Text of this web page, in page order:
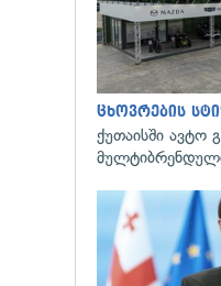
ცხოვრების
ქუთაისში ავტო